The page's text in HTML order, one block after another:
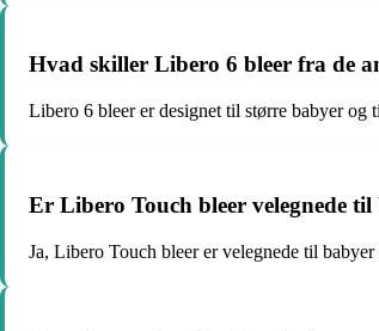
Hvad skiller Libero 6 bleer fra de
Libero 6 bleer er designet til større babyer
Er Libero Touch bleer velegnede
Ja, Libero Touch bleer er velegnede til